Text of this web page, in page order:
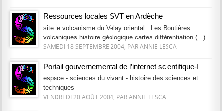
Ressources locales SVT en Ardèche
site le volcanisme du Velay oriental : Les Boutières
volcaniques histoire géologique cartes différentiation (...)
SAMEDI 18 SEPTEMBRE 2004, PAR ANNIE LESCA
Portail gouvernemental de l’internet scientifique-I
espace - sciences du vivant - histoire des sciences et
techniques
VENDREDI 20 AOÛT 2004, PAR ANNIE LESCA